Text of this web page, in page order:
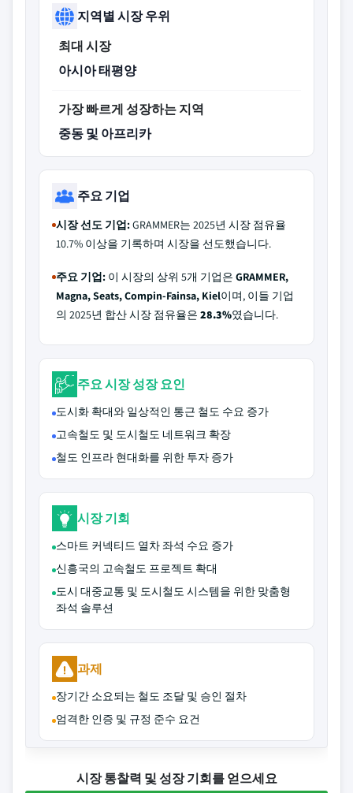
지역별 시장 우위
최대 시장
아시아 태평양
가장 빠르게 성장하는 지역
중동 및 아프리카
주요 기업
시장 선도 기업:GRAMMER는 2025년 시장 점유율
10.7% 이상을 기록하며 시장을 선도했습니다.
주요 기업: 이 시장의 상위 5개 기업은 GRAMMER,
Magna, Seats, Compin-Fainsa, Kiel이며, 이들 기업
의 2025년 합산 시장 점유율은 28.3%였습니다.
주요 시장 성장 요인
도시화 확대와 일상적인 통근 철도 수요 증가
고속철도 및 도시철도 네트워크 확장
철도 인프라 현대화를 위한 투자 증가
시장 기회
스마트 커넥티드 열차 좌석 수요 증가
신흥국의 고속철도 프로젝트 확대
도시 대중교통 및 도시철도 시스템을 위한 맞춤형
좌석 솔루션
과제
장기간 소요되는 철도 조달 및 승인 절차
엄격한 인증 및 규정 준수 요건
시장 통찰력 및 성장 기회를 얻으세요